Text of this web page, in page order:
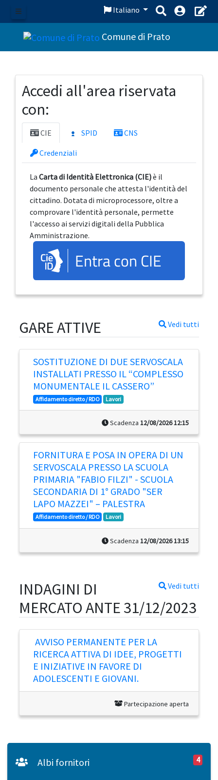
Menu
Italiano
Comune di Prato
Accedi all'area riservata
con:
CIE SPID CNS
Credenziali
La Carta di Identità Elettronica (CIE)è il
documento personale che attesta l'identità del
cittadino. Dotata di microprocessore, oltre a
comprovare l'identità personale, permette
l'accesso ai servizi digitali della Pubblica
Amministrazione.
Entra con CIE
Vedi tutti
GARE ATTIVE
SOSTITUZIONE DI DUE SERVOSCALA
INSTALLATI PRESSO IL “COMPLESSO
MONUMENTALE IL CASSERO”
Affidamento diretto / RDO Lavori
Scadenza 12/08/2026 12:15
FORNITURA E POSA IN OPERA DI UN
SERVOSCALA PRESSO LA SCUOLA
PRIMARIA "FABIO FILZI" - SCUOLA
SECONDARIA DI 1° GRADO "SER
LAPO MAZZEI" – PALESTRA
Affidamento diretto / RDO Lavori
Scadenza 12/08/2026 13:15
Vedi tutti
INDAGINI DI
MERCATO ANTE 31/12/2023
AVVISO PERMANENTE PER LA
RICERCA ATTIVA DI IDEE, PROGETTI
E INIZIATIVE IN FAVORE DI
ADOLESCENTI E GIOVANI.
Partecipazione aperta
Albi fornitori 4